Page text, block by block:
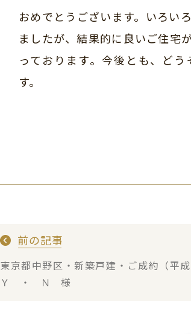
おめでとうございます。いろい
ましたが、結果的に良いご住宅
っております。今後とも、ど
す。
前の記事
東京都中野区・新築戸建・ご成約（平
Ｙ ・ Ｎ 様